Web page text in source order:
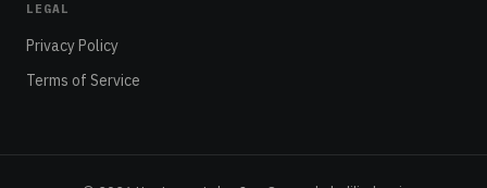
LEGAL
Privacy Policy
Terms of Service